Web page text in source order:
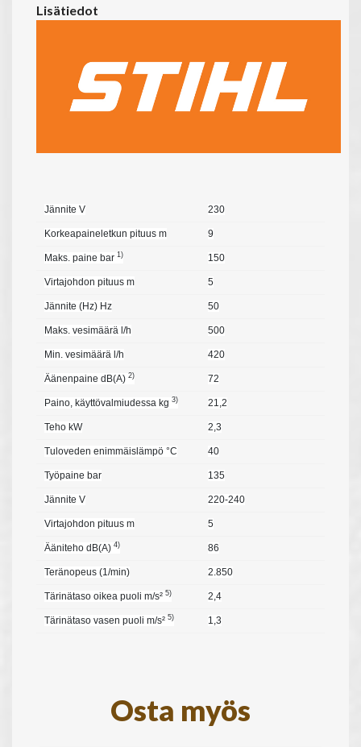
Lisätiedot
Jännite V 230
Korkeapaineletkun pituus m 9
Maks. paine bar 1) 150
Virtajohdon pituus m 5
Jännite (Hz) Hz 50
Maks. vesimäärä l/h 500
Min. vesimäärä l/h 420
Äänenpaine dB(A) 2) 72
Paino, käyttövalmiudessa kg 3) 21,2
Teho kW 2,3
Tuloveden enimmäislämpö °C 40
Työpaine bar 135
Jännite V 220-240
Virtajohdon pituus m 5
Ääniteho dB(A) 4) 86
Teränopeus (1/min) 2.850
Tärinätaso oikea puoli m/s² 5) 2,4
Tärinätaso vasen puoli m/s² 5) 1,3
Osta myös